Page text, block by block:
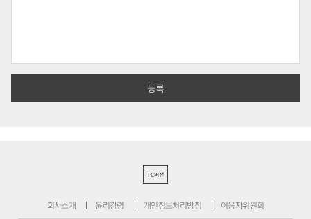
PC버전
회사소개 윤리강령 개인정보처리방침 이용자위원회